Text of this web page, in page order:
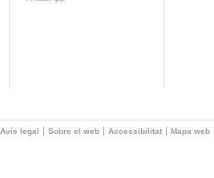
Avís legal Sobre el web Accessibilitat Mapa web